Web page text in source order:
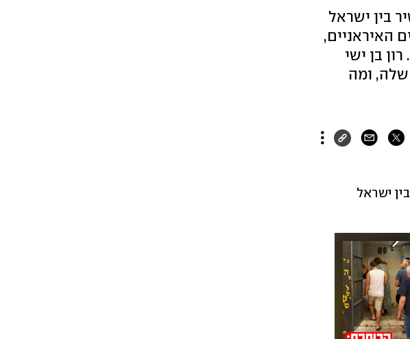
בין ישראל
האיראניים,
בן ישי
ומה